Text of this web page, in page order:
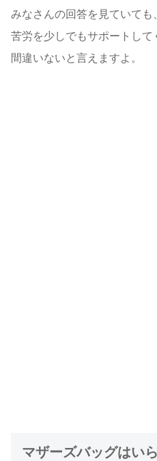
みなさんの回答を見ていて
苦労を少しでもサポートし
間違いないと言えますよ。
マザーズバッグはい